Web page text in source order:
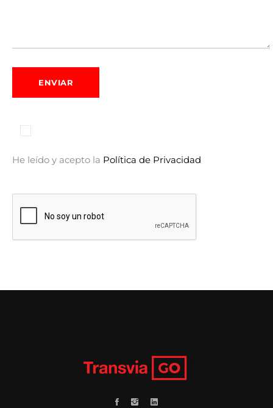
He leído y acepto la Política de Privacidad